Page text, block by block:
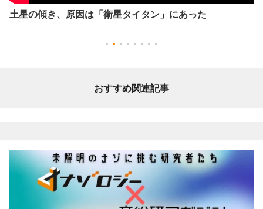
土星の傾き、原因は「衛星タイタン」にあった
おすすめ関連記事